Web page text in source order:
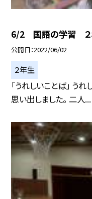
6/2 国語の学習
公開日 2022/06/02
２年生
「うれしいことば」 う
思い出しました。 二人...